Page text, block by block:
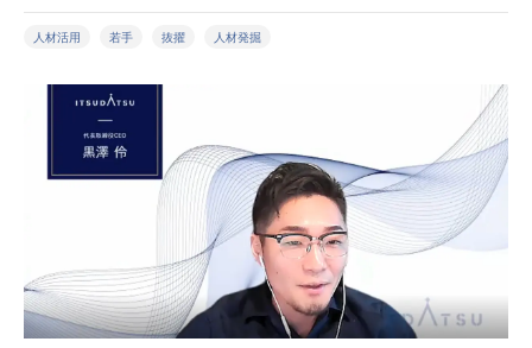
人材活用 若手 抜擢 人材発掘